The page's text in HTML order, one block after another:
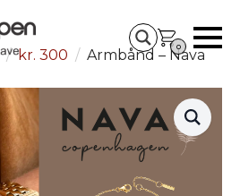
0
kr. 300
Armbånd – Nava